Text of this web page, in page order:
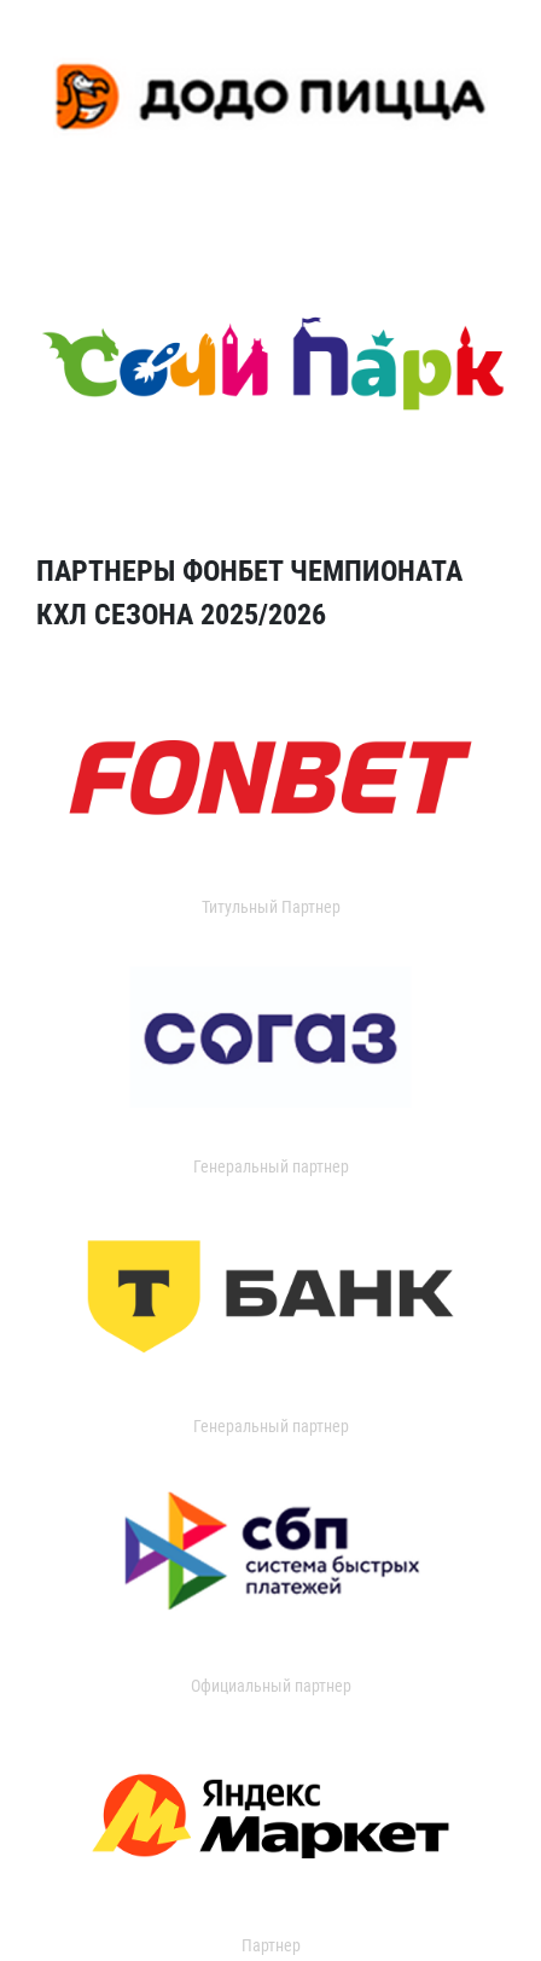
ПАРТНЕРЫ ФОНБЕТ ЧЕМПИОНАТА
КХЛ СЕЗОНА 2025/2026
Титульный Партнер
Генеральный партнер
Генеральный партнер
Официальный партнер
Партнер